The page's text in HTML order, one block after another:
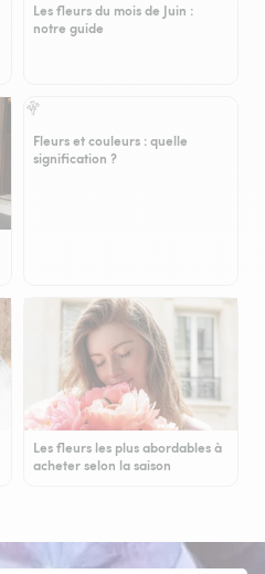
Les fleurs du mois de Juin :
notre guide
Fleurs et couleurs : quelle
signification ?
Les fleurs les plus abordables à
acheter selon la saison